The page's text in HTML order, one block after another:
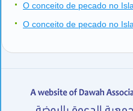
O conceito de pecado no
O conceito de pecado no